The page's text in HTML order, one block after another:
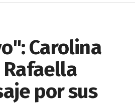
Carolina
Rafaella
por sus